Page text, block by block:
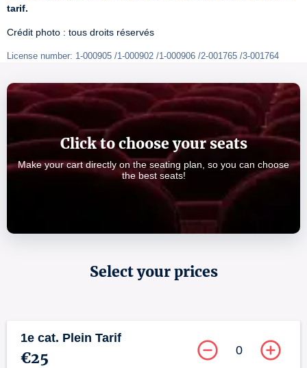
tarif.
Crédit photo : tous droits réservés
License number: 1-000905 /1-000902 /1-000906 /2-001765 /3-001764
Click to choose your seats
Make your cart directly on the seating plan, so you can choose
the best seats!
Select your prices
1e cat. Plein Tarif
€25 0